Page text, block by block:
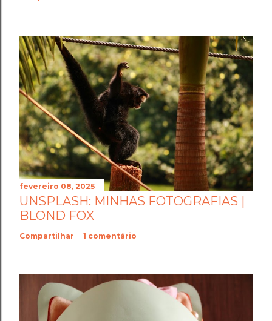
fevereiro 08, 2025
UNSPLASH: MINHAS FOTOGRAFIAS |
BLOND FOX
Compartilhar 1 comentário